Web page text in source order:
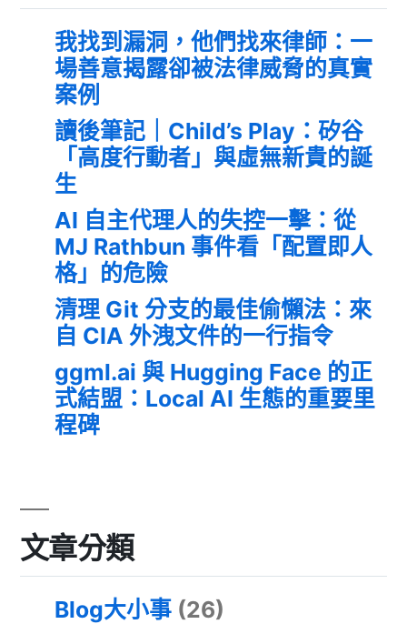
我找到漏洞，他們找來律師：一
場善意揭露卻被法律威脅的真實
案例
讀後筆記｜Child’s Play：矽谷
「高度行動者」與虛無新貴的誕
生
AI 自主代理人的失控一擊：從
MJ Rathbun 事件看「配置即人
格」的危險
清理 Git 分支的最佳偷懶法：來
自 CIA 外洩文件的一行指令
ggml.ai 與 Hugging Face 的正
式結盟：Local AI 生態的重要里
程碑
文章分類
Blog大小事 (26)